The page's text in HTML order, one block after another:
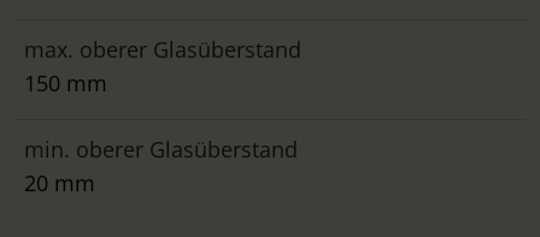
max. oberer Glasüberstand
150 mm
min. oberer Glasüberstand
20 mm